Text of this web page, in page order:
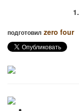
подготовил zero four